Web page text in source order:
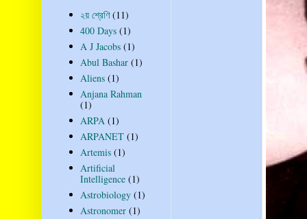
২য় শ্রেণি (11)
400 Days (1)
A J Jacobs (1)
Abul Bashar (1)
Aliens (1)
Anjana Rahman
(1)
ARPA (1)
ARPANET (1)
Artemis (1)
Artificial
Intelligence (1)
Astrobiology (1)
Astronomer (1)